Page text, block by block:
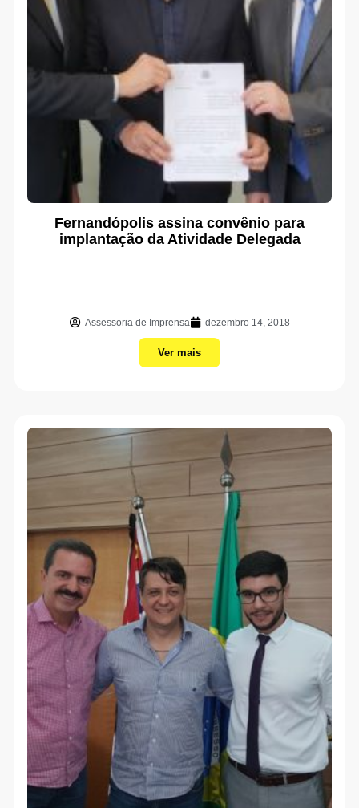
Fernandópolis assina convênio para
implantação da Atividade Delegada
Assessoria de Imprensa dezembro 14, 2018
Ver mais